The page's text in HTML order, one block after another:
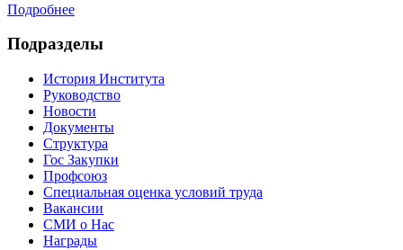
Подробнее
Подразделы
История Института
Руководство
Новости
Документы
Структура
Гос Закупки
Профсоюз
Специальная оценка условий труда
Вакансии
СМИ о Нас
Награды